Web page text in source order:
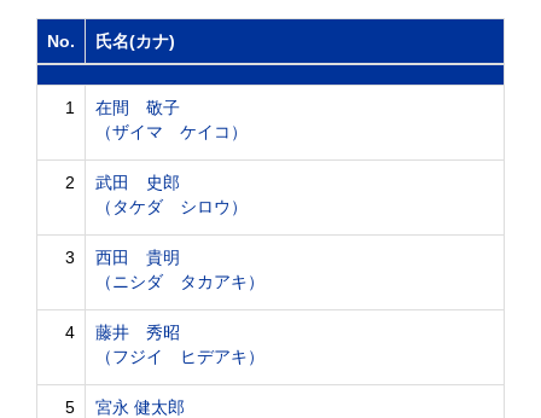
No. 氏名(カナ)
1
在間 敬子
（ザイマ ケイコ）
2
武田 史郎
（タケダ シロウ）
3
西田 貴明
（ニシダ タカアキ）
4
藤井 秀昭
（フジイ ヒデアキ）
5
宮永 健太郎